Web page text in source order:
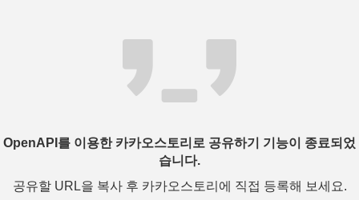
OpenAPI를 이용한 카카오스토리로 공유하기 기능이 종료되었
습니다.
공유할 URL을 복사 후 카카오스토리에 직접 등록해 보세요.